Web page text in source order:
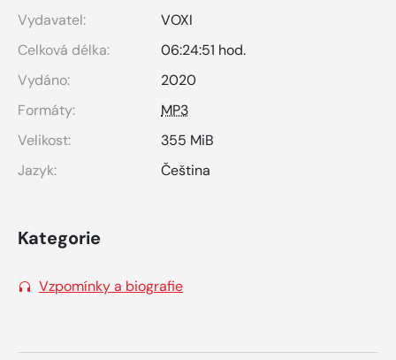
Vydavatel:
VOXI
Celková délka:
06:24:51 hod.
Vydáno:
2020
Formáty:
MP3
Velikost:
355 MiB
Jazyk:
Čeština
Kategorie
Vzpomínky a biografie